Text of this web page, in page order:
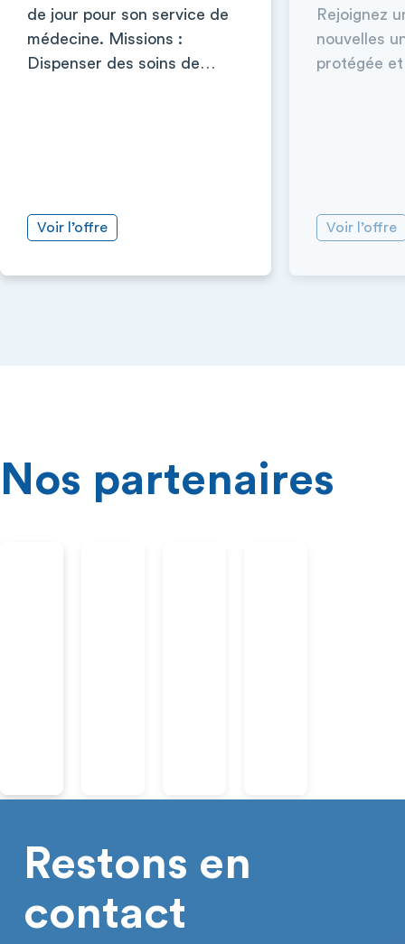
de jour pour son service de
médecine. Missions :
Dispenser des soins de…
Voir l’offre
Rejoignez
nouvelles
protégée
Voir l’offre
Nos partenaires
Restons en
contact